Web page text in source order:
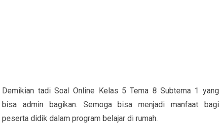
Demikian tadi Soal Online Kelas 5 Tema 8 Subtema 1 yang
bisa admin bagikan. Semoga bisa menjadi manfaat bagi
peserta didik dalam program belajar di rumah.